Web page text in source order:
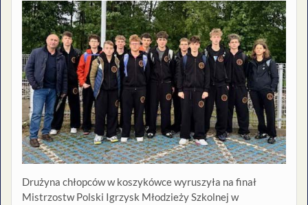
Drużyna chłopców w koszykówce wyruszyła na finał
Mistrzostw Polski Igrzysk Młodzieży Szkolnej w